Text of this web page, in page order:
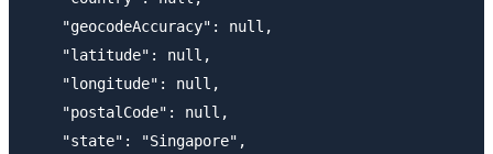
    "geocodeAccuracy": null,
    "latitude": null,
    "longitude": null,
    "postalCode": null,
    "state": "Singapore",